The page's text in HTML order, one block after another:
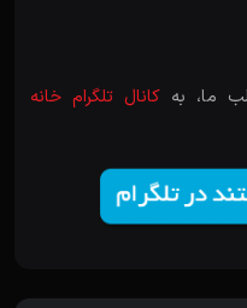
ما، به کانال تلگرام خانه